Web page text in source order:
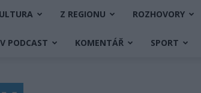
Z REGIONU ROZHOVORY
PODCAST KOMENTÁŘ SPORT